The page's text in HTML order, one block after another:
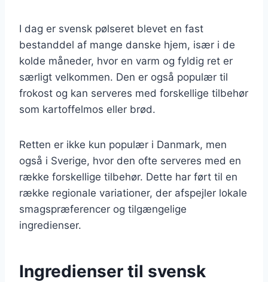
I dag er svensk pølseret blevet en fast
bestanddel af mange danske hjem, især i de
kolde måneder, hvor en varm og fyldig ret er
særligt velkommen. Den er også populær til
frokost og kan serveres med forskellige tilbehør
som kartoffelmos eller brød.
Retten er ikke kun populær i Danmark, men
også i Sverige, hvor den ofte serveres med en
række forskellige tilbehør. Dette har ført til en
række regionale variationer, der afspejler lokale
smagspræferencer og tilgængelige
ingredienser.
Ingredienser til svensk